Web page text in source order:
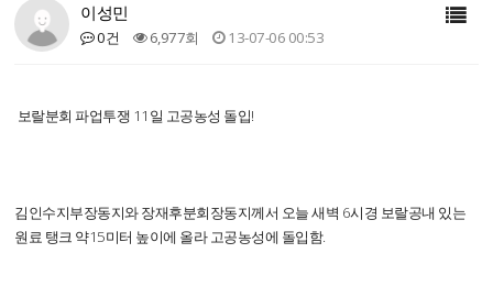
이성민
0건 6,977회 13-07-06 00:53
보랄분회 파업투쟁 11일 고공농성 돌입!
김인수지부장동지와 장재후분회장동지께서 오늘 새벽 6시경 보랄공내 있는
원료 탱크 약15미터 높이에 올라 고공농성에 돌입함.